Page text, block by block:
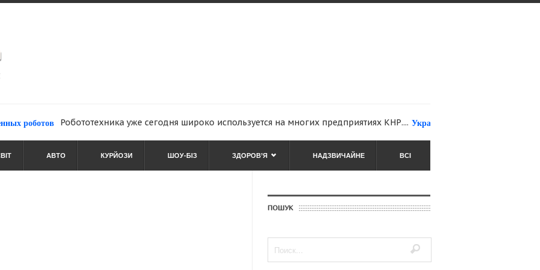
Робототехника уже сегодня широко используется на многих предприятиях КНР.... Українські військові під Дебельцево
АВТО КУРЙОЗИ ШОУ-БІЗ ЗДОРОВ’Я НАДЗВИЧАЙНЕ ВСІ
ПОШУК